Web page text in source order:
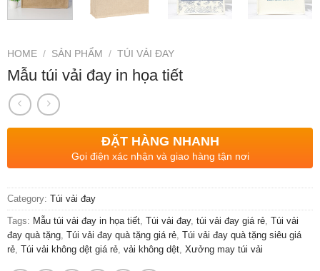
HOME / SẢN PHẨM / TÚI VẢI ĐAY
Mẫu túi vải đay in họa tiết
ĐẶT HÀNG NHANH
Gọi điện xác nhận và giao hàng tận nơi
Category: Túi vải đay
Tags: Mẫu túi vải đay in họa tiết Túi vải đay, túi vải đay giá rẻ Túi vải
đay quà tặng Túi vải đay quà tặng giá rẻ Túi vải đay quà tặng siêu giá
rẻ Túi vải không dệt giá rẻ vải không dệt Xưởng may túi vải